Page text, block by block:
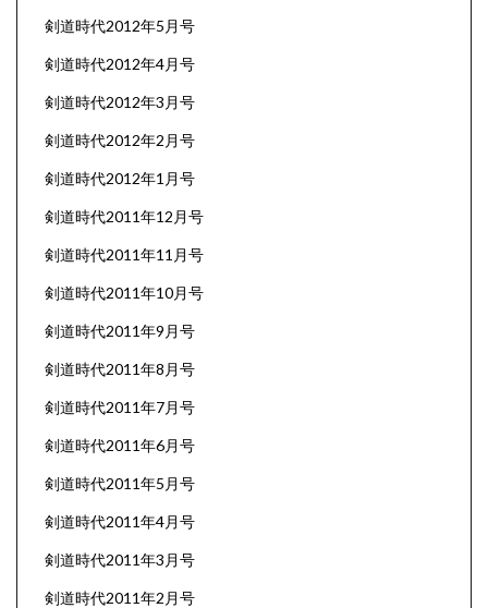
剣道時代2012年5月号
剣道時代2012年4月号
剣道時代2012年3月号
剣道時代2012年2月号
剣道時代2012年1月号
剣道時代2011年12月号
剣道時代2011年11月号
剣道時代2011年10月号
剣道時代2011年9月号
剣道時代2011年8月号
剣道時代2011年7月号
剣道時代2011年6月号
剣道時代2011年5月号
剣道時代2011年4月号
剣道時代2011年3月号
剣道時代2011年2月号